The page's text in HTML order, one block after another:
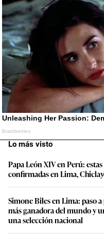
Lo más visto
Papa León XIV en Perú:
confirmadas en Lima,
Simone Biles en Lima: paso
más ganadora del mundo y
una selección nacional